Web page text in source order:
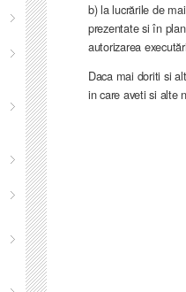
b) la lucrările de
prezentate si în
autorizarea
Daca mai doriti si
in care aveti si alte